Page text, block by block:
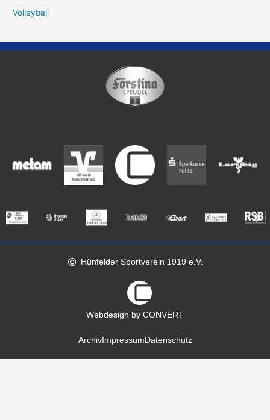
Volleyball
Hünfelder Sportverein 1919 e.V.
Webdesign by CONVERT
ArchivImpressum Datenschutz